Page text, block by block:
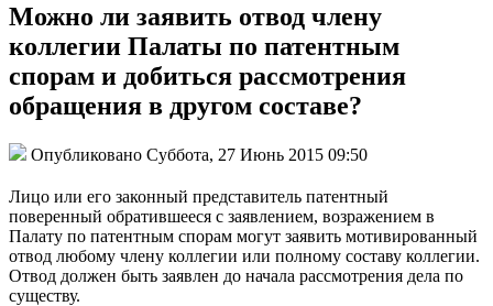
Можно ли заявить отвод члену
коллегии Палаты по патентным
спорам и добиться рассмотрения
обращения в другом составе?
Опубликовано Суббота, 27 Июнь 2015 09:50
Лицо или его законный представитель патентный
поверенный обратившееся с заявлением, возражением в
Палату по патентным спорам могут заявить мотивированный
отвод любому члену коллегии или полному составу коллегии.
Отвод должен быть заявлен до начала рассмотрения дела по
существу.